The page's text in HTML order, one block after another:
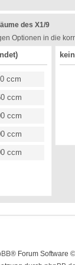
des X1/9
Optionen in die
ccm
ccm
ccm
ccm
ccm
® Forum Software